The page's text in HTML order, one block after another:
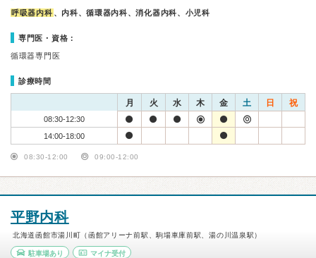
呼吸器内科 、内科、循環器内科、消化器内科、小児科
専門医・資格：
循環器専門医
診療時間
月 火 水 木 金 土 日 祝
08:30-12:30
14:00-18:00
08:30-12:00 09:00-12:00
平野内科
北海道函館市湯川町（函館アリーナ前駅、駒場車庫前駅、湯の川温泉駅）
駐車場あり マイナ受付